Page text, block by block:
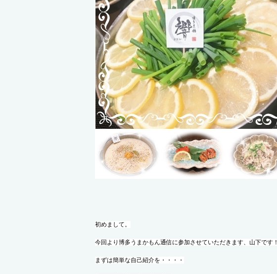
初めまして。
今回より博多うまかもん通信に参加させていただきます、山下です！
まずは簡単な自己紹介を・・・・